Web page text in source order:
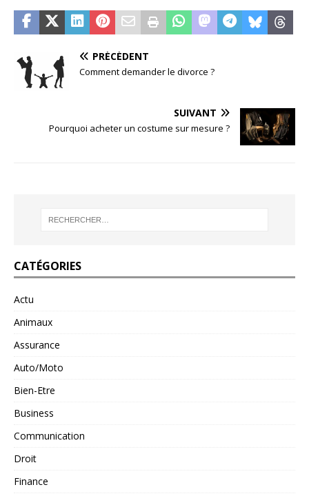
PRÉCÉDENT
Comment demander le divorce ?
SUIVANT
Pourquoi acheter un costume sur mesure ?
CATÉGORIES
Actu
Animaux
Assurance
Auto/Moto
Bien-Etre
Business
Communication
Droit
Finance